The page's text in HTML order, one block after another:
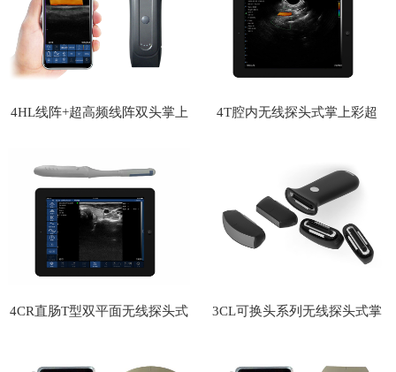
4HL线阵+超高频线阵双头掌上
彩超
4T腔内无线探头式掌上彩超
4CR直肠T型双平面无线探头式
掌上彩超
3CL可换头系列无线探头式掌
上彩超